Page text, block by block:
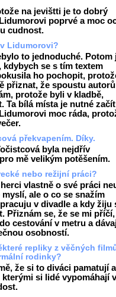
na jevištti je to dobrý
poprvé a moc
cudnost.
Lidumorovi?
to jednoduché. Potom
kdybych se s tím textem
ho pochopit,
přiznat, že spoustu
protože byli v kladbě,
Ta bílá místa je nutné začít
moc ráda,
překvapením. Díky.
byla nejdřív
mě velikým potěšením.
nebo režijní práci?
vlastně o své práci
ale o co se snažím
v divadle a kdy žiju
Přiznám se, že se mi
cestování v metru a
osobností.
repliky z věčných
rodinky?
že si to diváci pamatují
si lidé vypomáhají v